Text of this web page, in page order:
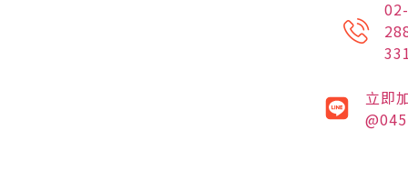
02-
立即